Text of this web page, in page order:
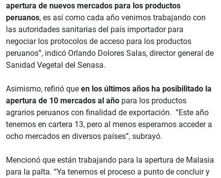
apertura de nuevos mercados para los productos
peruanos, es así como cada año venimos trabajando con
las autoridades sanitarias del país importador para
negociar los protocolos de acceso para los productos
peruanos”, indicó Orlando Dolores Salas, director general de
Sanidad Vegetal del Senasa.
Asimismo, refirió que en los últimos años ha posibilitado la
apertura de 10 mercados al año para los productos
agrarios peruanos con finalidad de exportación. “Este año
tenemos en cartera 13, pero al menos esperamos acceder a
ocho mercados en diversos países”, subrayó.
Mencionó que están trabajando para la apertura de Malasia
para la palta. “Ya tenemos el proceso a punto de concluir y